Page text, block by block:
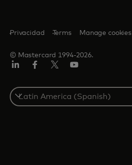
© Mastercard 1994-2026.
Privacidad Terms Manage cookies
Select
a
country